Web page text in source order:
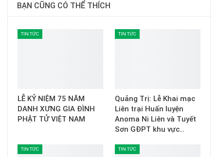
BẠN CŨNG CÓ THỂ THÍCH
TIN TỨC
LỄ KỶ NIỆM 75 NĂM
DANH XƯNG GIA ĐÌNH
PHẬT TỬ VIỆT NAM
TIN TỨC
Quảng Trị: Lễ Khai mạc
Liên trại Huấn luyện
Anoma Ni Liên và Tuyết
Sơn GĐPT khu vực…
TIN TỨC TIN TỨC